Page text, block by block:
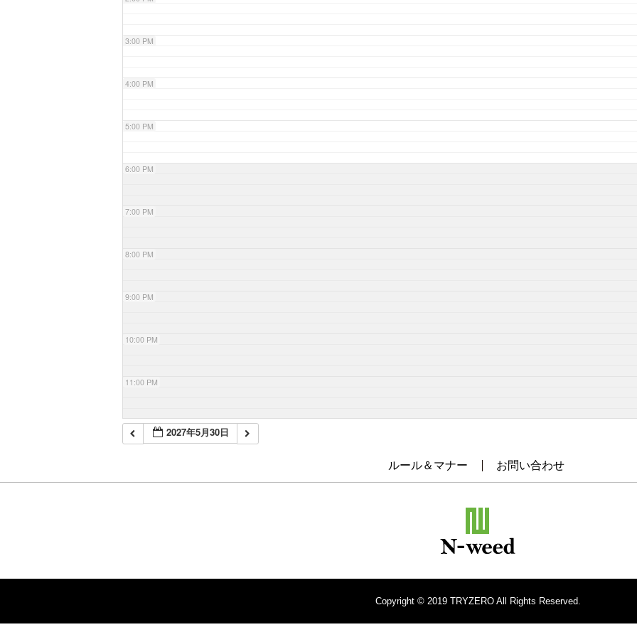
3:00 PM
4:00 PM
5:00 PM
6:00 PM
7:00 PM
8:00 PM
9:00 PM
10:00 PM
11:00 PM
2027年5月30日
ルール＆マナー お問い合わせ
Copyright © 2019 TRYZERO All Rights Reserved.